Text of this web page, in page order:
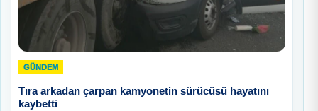
GÜNDEM
Tıra arkadan çarpan kamyonetin sürücüsü hayatını
kaybetti